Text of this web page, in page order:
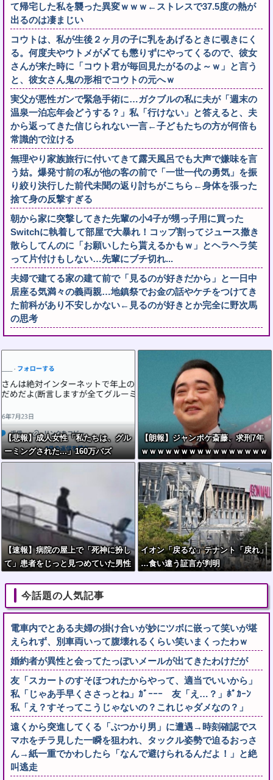
て帰宅した私を襲った異変ｗｗｗ←ストレスで37.5度の熱が
出るのは凄まじい
コウトは、私が生後２ヶ月の子に乳をあげるときに覗きにく
る。何度夫やウトメが〆ても懲りずにやってくるので、彼女
さんが来た時に「コウト君が毎回見たがるのよ～ｗ」と言う
と、彼女さん鬼の形相でコウトの元へｗ
実父が悪性ガンで緊急手術に…ガクブルの私に夫が「週末の
温泉一泊忘年会どうする？」私「行けない」と答えると、夫
から返ってきた信じられない一言←子どもたちの方が何倍も
常識的で泣ける
無理やり家族旅行に付いてきて露天風呂でも大声で嫌味を言
う姑。爆発寸前の私が他の客の前で「一世一代の勇気」を振
り絞り決行した前代未聞の返り討ちがこちら←身体を張った
捨て身の反撃すぎる
朝から家に突撃してきた先輩の小4子が甥っ子用に買った
Switchに執着して部屋で大暴れ！コップ割ってジュース撒き
散らしてんのに「お願いしたら貰えるかもｗ」とヘラヘラ笑
って片付けもしない…先輩にブチ切れ...
夫婦で建てる家の建て前で「見るのが好きだから」と一日中
居座る気満々の義両親…地鎮祭でお金の話やケチをつけてき
た前科があり不安しかない←見るのが好きとか完全に野次馬
の思考
【悲報】成人女性「私たちは、グル
ーミングされた...」160万バズ
【朗報】ジャンポケ斎藤、求刑7年
ｗｗｗｗｗｗｗｗｗｗｗｗｗｗｗｗ
ｗｗｗｗｗｗｗｗｗｗｗｗｗｗｗｗ
ｗｗｗｗｗｗｗｗｗ
【速報】病院の屋上で「死神に扮し
て」患者をじっと見つめていた男性
イオン「戻るな」テナント「戻れ」
…食い違う証言が判明
今話題の人気記事
電車内でとある夫婦の掛け合いが妙にツボに嵌って笑いが堪
えられず、別車両いって腹壊れるくらい笑いまくったわｗ
婚約者が異性と会ってたっぽいメールが出てきたわけだが
友「スカートのすそほつれたからやって、適当でいいから」
私「じゃあ手早くささっとね」ｶﾞｰｰｰ 友「え…？」ﾎﾟｶｰﾝ
私「え？すそってこうじゃないの？これじゃダメなの？」
遠くから突進してくる「ぶつかり男」に遭遇→時刻確認でス
マホをチラ見した一瞬を狙われ、タックル姿勢で迫るおっさ
ん→紙一重でかわしたら「なんで避けられるんだよ！」と絶
叫逃走